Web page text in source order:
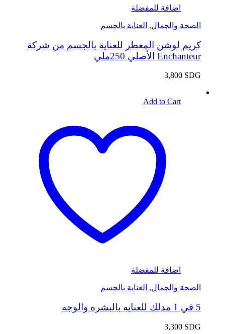
اضافة للمفضلة
الصحة والجمال, العناية بالجسم
كريم لوشن المعطر للعناية بالجسم من شركة
Enchanteur الأصلي 250ملي
3,800 SDG
Add to Cart
اضافة للمفضلة
الصحة والجمال, العناية بالجسم
5 في 1 مدلك للعنايه بالبشره والوجه
3,300 SDG